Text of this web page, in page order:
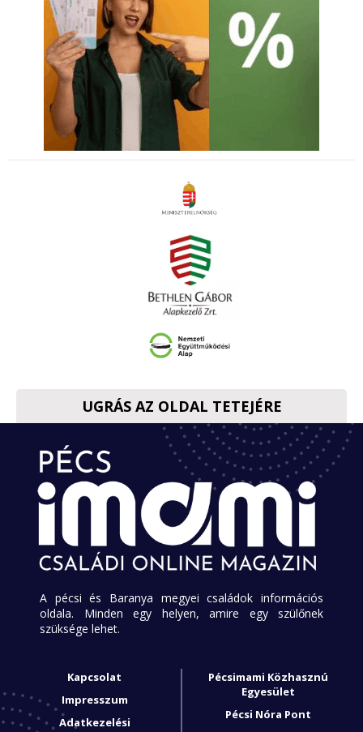
UGRÁS AZ OLDAL TETEJÉRE
A pécsi és Baranya megyei családok információs
oldala. Minden egy helyen, amire egy szülőnek
szüksége lehet.
Kapcsolat
Impresszum
Adatkezelési
Pécsimami Közhasznú
Egyesület
Pécsi Nóra Pont